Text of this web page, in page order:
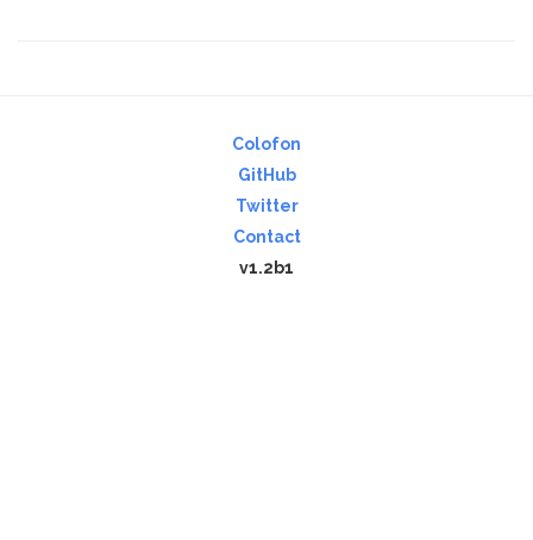
Colofon
GitHub
Twitter
Contact
v1.2b1